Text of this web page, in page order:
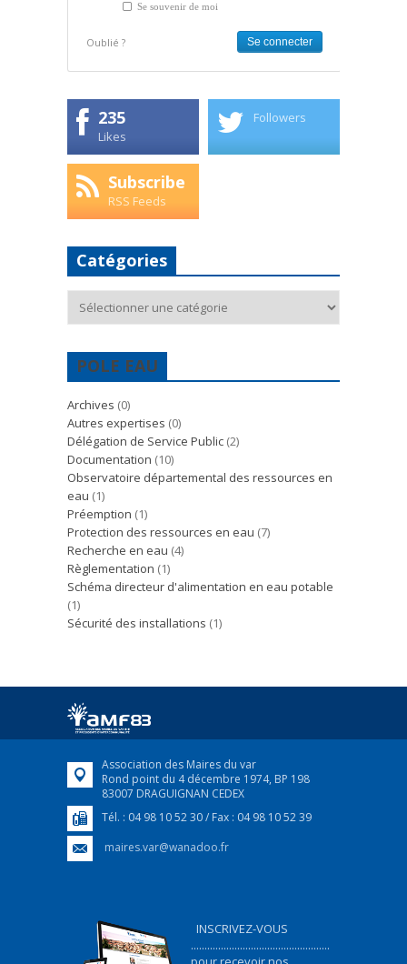
Se souvenir de moi
Oublié ?
235
Likes
Followers
Subscribe
RSS Feeds
Catégories
POLE EAU
Archives (0)
Autres expertises (0)
Délégation de Service Public (2)
Documentation (10)
Observatoire départemental des ressources en
eau (1)
Préemption (1)
Protection des ressources en eau (7)
Recherche en eau (4)
Règlementation (1)
Schéma directeur d'alimentation en eau potable
(1)
Sécurité des installations (1)
Association des Maires du var
Rond point du 4 décembre 1974, BP 198
83007 DRAGUIGNAN CEDEX
Tél. : 04 98 10 52 30 / Fax : 04 98 10 52 39
maires.var@wanadoo.fr
INSCRIVEZ-VOUS
...................................................